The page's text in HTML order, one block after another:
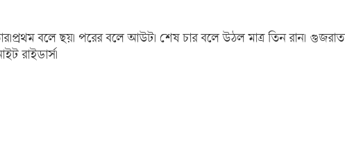
বলে ছয়। পরের বলে আউট। শেষ চার বলে উঠল মাত্র তিন রান। গুজরাত
রাইডার্স।